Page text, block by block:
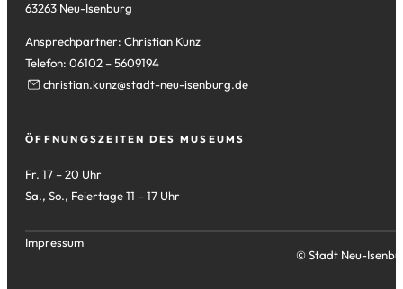
63263 Neu-Isenburg
Ansprechpartner: Christian Kunz
Telefon: 06102 – 5609194
christian.kunz
stadt-neu-isenburg de
ÖFFNUNGSZEITEN DES MUSEUMS
Fr. 17 – 20 Uhr
Sa., So., Feiertage 11 – 17 Uhr
Impressum
© Stadt Neu-